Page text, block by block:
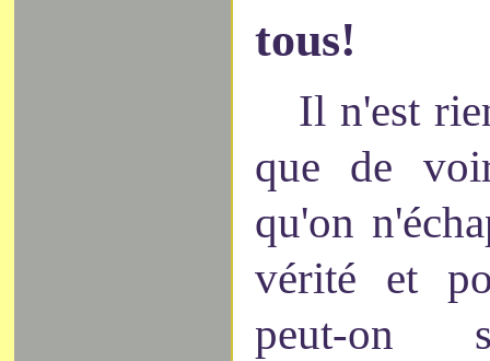
tous!
Il n'est
que de
qu'on
vérité et
peut-on